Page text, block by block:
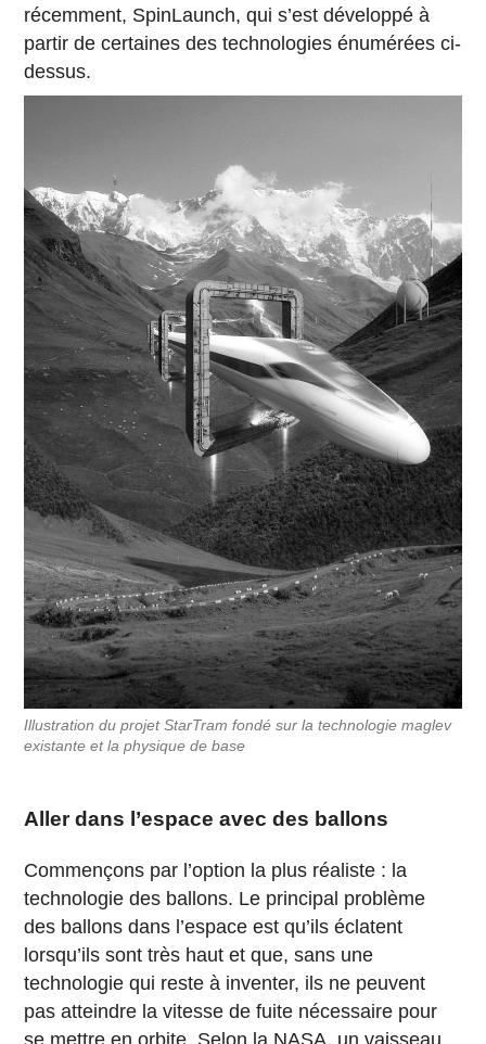
récemment, SpinLaunch, qui s’est développé à
partir de certaines des technologies énumérées ci-
dessus.
Illustration du projet StarTram fondé sur la technologie maglev
existante et la physique de base
Aller dans l’espace avec des ballons
Commençons par l’option la plus réaliste : la
technologie des ballons. Le principal problème
des ballons dans l’espace est qu’ils éclatent
lorsqu’ils sont très haut et que, sans une
technologie qui reste à inventer, ils ne peuvent
pas atteindre la vitesse de fuite nécessaire pour